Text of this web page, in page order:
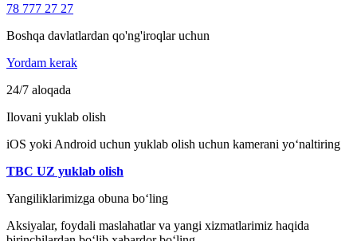
78 777 27 27
Boshqa davlatlardan qo'ng'iroqlar uchun
Yordam kerak
24/7 aloqada
Ilovani yuklab olish
iOS yoki Android uchun yuklab olish uchun kamerani yo‘naltiring
TBC UZ yuklab olish
Yangiliklarimizga obuna bo‘ling
Aksiyalar, foydali maslahatlar va yangi xizmatlarimiz haqida